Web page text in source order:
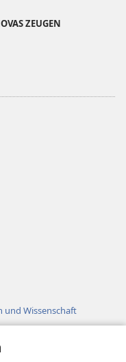
ZEUGEN
Wissenschaft